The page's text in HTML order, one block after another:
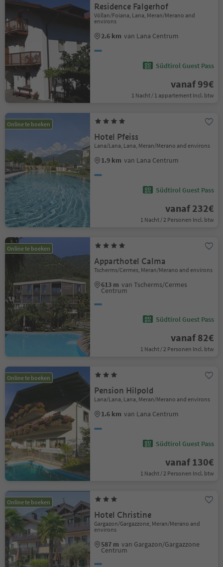
Residence Falgerhof
Völlan/Foiana, Lana, Meran/Merano and
environs
2.6 km van Lana Centrum
Südtirol Guest Pass
vanaf 99€
1 Nacht / 1 appartement Incl. btw
Online te boeken
Hotel Pfeiss
Lana/Lana, Lana, Meran/Merano and environs
1.9 km van Lana Centrum
Südtirol Guest Pass
vanaf 232€
1 Nacht / 2 Personen Incl. btw
Online te boeken
Apparthotel Calma
Tscherms/Cermes, Meran/Merano and environs
613 m van Tscherms/Cermes
Centrum
Südtirol Guest Pass
vanaf 82€
1 Nacht / 2 Personen Incl. btw
Online te boeken
Pension Hilpold
Lana/Lana, Lana, Meran/Merano and environs
1.6 km van Lana Centrum
Südtirol Guest Pass
vanaf 130€
1 Nacht / 2 Personen Incl. btw
Online te boeken
Hotel Christine
Gargazon/Gargazzone, Meran/Merano and
environs
587 m van Gargazon/Gargazzone
Centrum